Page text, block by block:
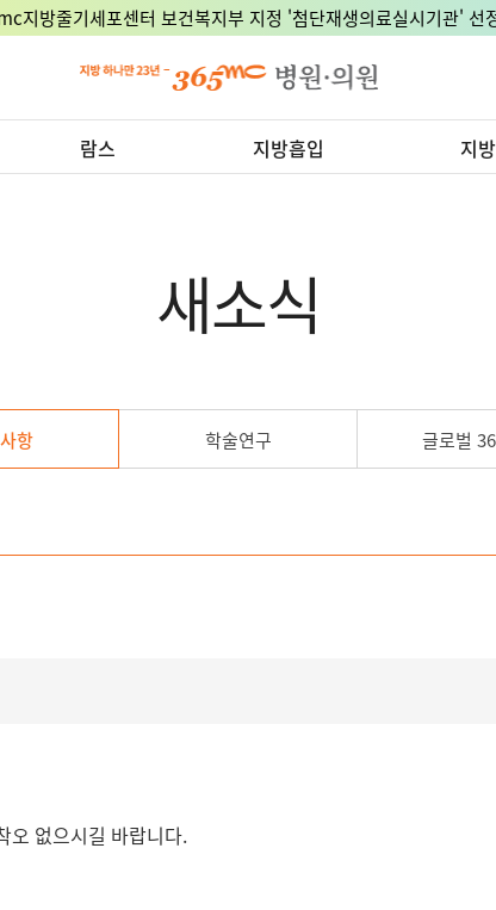
지방줄기세포센터 보건복지부 지정 '첨단재생의료실시기관' 선
람스 지방흡입 지
새소식
항 학술연구 글로벌
오 없으시길 바랍니다.